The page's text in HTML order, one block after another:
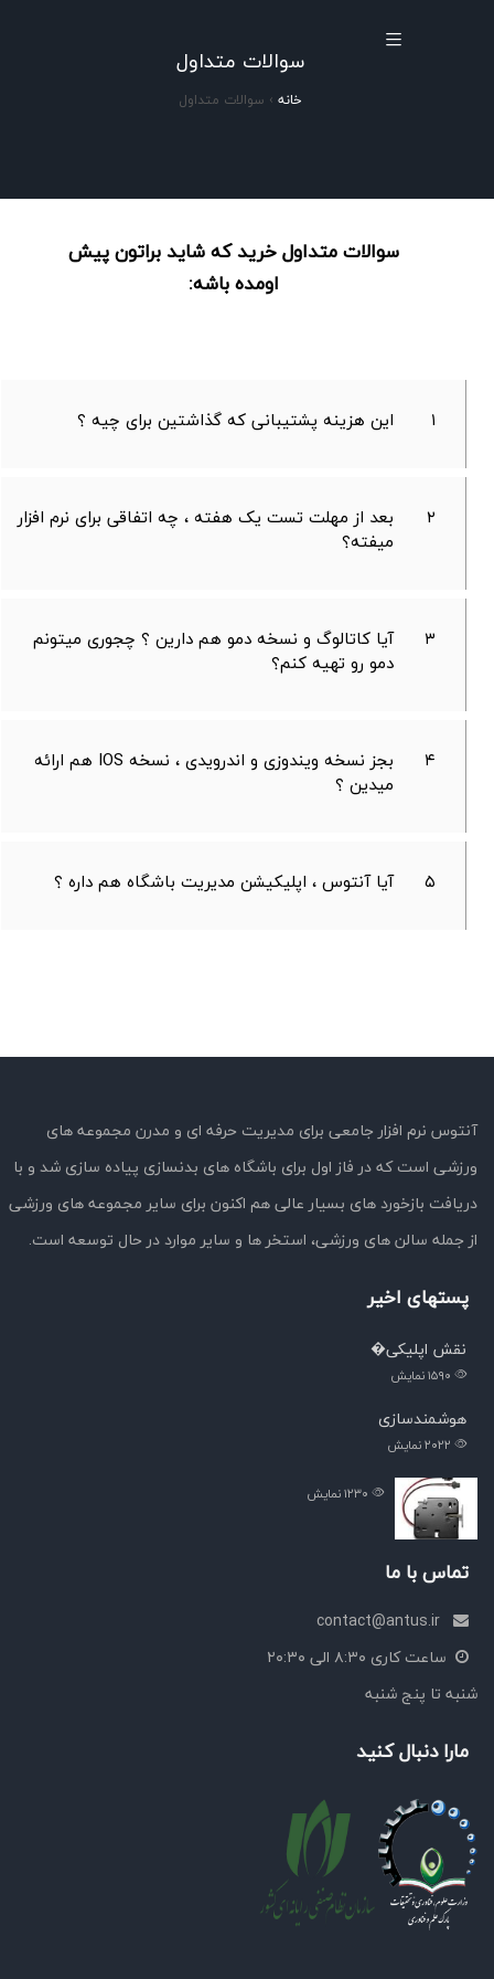
سوالات متداول
خانه › سوالات متداول
سوالات متداول خرید که شاید براتون پیش
اومده باشه:
۱ این هزینه پشتیبانی که گذاشتین برای چیه ؟
۲
بعد از مهلت تست یک هفته ، چه اتفاقی برای نرم افزار
میفته؟
۳
آیا کاتالوگ و نسخه دمو هم دارین ؟ چجوری میتونم
دمو رو تهیه کنم؟
۴
بجز نسخه ویندوزی و اندرویدی ، نسخه IOS هم ارائه
میدین ؟
۵ آیا آنتوس ، اپلیکیشن مدیریت باشگاه هم داره ؟
آنتوس نرم افزار جامعی برای مدیریت حرفه ای و مدرن مجموعه های
ورزشی است که در فاز اول برای باشگاه های بدنسازی پیاده سازی شد و با
دریافت بازخورد های بسیار عالی هم اکنون برای سایر مجموعه های ورزشی
از جمله سالن های ورزشی، استخر ها و سایر موارد در حال توسعه است.
پستهای اخیر
نقش اپلیکی�
نمایش
هوشمندسازی
نمایش
نمایش
تماس با ما
ساعت کاری ۸:۳۰ الی ۲۰:۳۰
شنبه تا پنج شنبه
مارا دنبال کنید